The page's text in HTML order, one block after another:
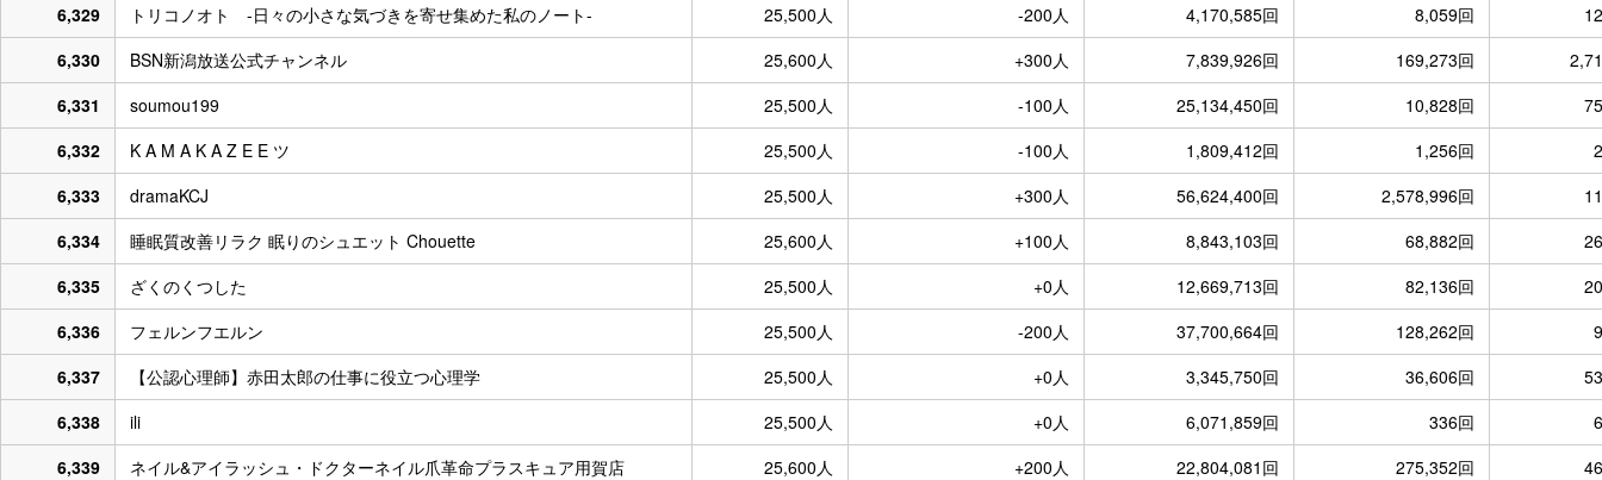
6,329
トリコノオト -日々の小さな気づきを寄せ集めた私のノート- 25,500人 -200人 4,170,585回 8,059回
6,330
BSN新潟放送公式チャンネル 25,600人 +300人 7,839,926回 169,273回
6,331
soumou199 25,500人 -100人 25,134,450回 10,828回
6,332
K A M A K A Z E E ツ 25,500人 -100人 1,809,412回 1,256回
6,333
dramaKCJ 25,500人 +300人 56,624,400回 2,578,996回
6,334
睡眠質改善リラク 眠りのシュエット Chouette 25,600人 +100人 8,843,103回 68,882回
6,335
ざくのくつした 25,500人 +0人 12,669,713回 82,136回
6,336
フェルンフエルン 25,500人 -200人 37,700,664回 128,262回
6,337
【公認心理師】赤田太郎の仕事に役立つ心理学 25,500人 +0人 3,345,750回 36,606回
6,338
ili 25,500人 +0人 6,071,859回 336回
6,339
ネイル&アイラッシュ・ドクターネイル爪革命プラスキュア用賀店 25,600人 +200人 22,804,081回 275,352回